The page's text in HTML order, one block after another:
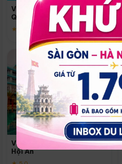
Vinpearl Resort & Spa Phu
Quoc
★ 5.0
Vinpearl Resort & Golf Nam
Hội An